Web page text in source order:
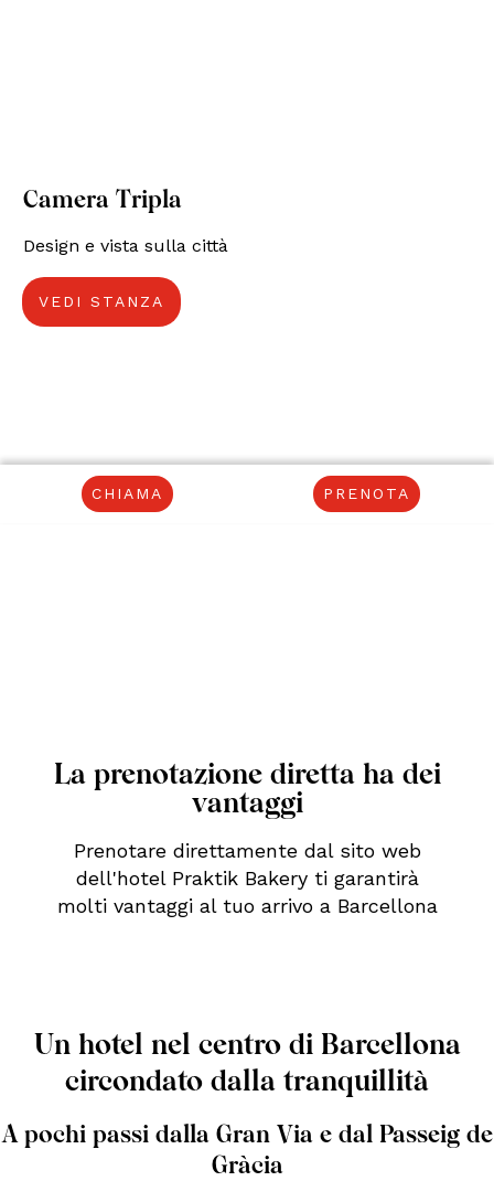
Camera Tripla
Design e vista sulla città
VEDI STANZA
CHIAMA PRENOTA
La prenotazione diretta ha dei
vantaggi
Prenotare direttamente dal sito web
dell'hotel Praktik Bakery ti garantirà
molti vantaggi al tuo arrivo a Barcellona
Un hotel nel centro di Barcellona
circondato dalla tranquillità
A pochi passi dalla Gran Via e dal Passeig de
Gràcia